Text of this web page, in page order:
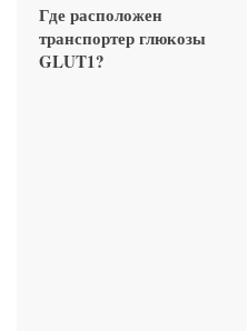
Где расположен
транспортер глюкозы
GLUT1?